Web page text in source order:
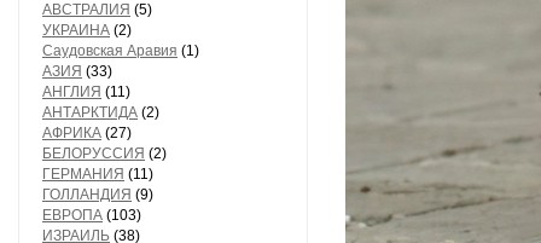
АВСТРАЛИЯ (5)
УКРАИНА (2)
Саудовская Аравия (1)
АЗИЯ (33)
АНГЛИЯ (11)
АНТАРКТИДА (2)
АФРИКА (27)
БЕЛОРУССИЯ (2)
ГЕРМАНИЯ (11)
ГОЛЛАНДИЯ (9)
ЕВРОПА (103)
ИЗРАИЛЬ (38)